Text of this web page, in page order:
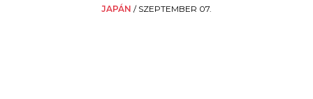
JAPÁN / SZEPTEMBER 07.